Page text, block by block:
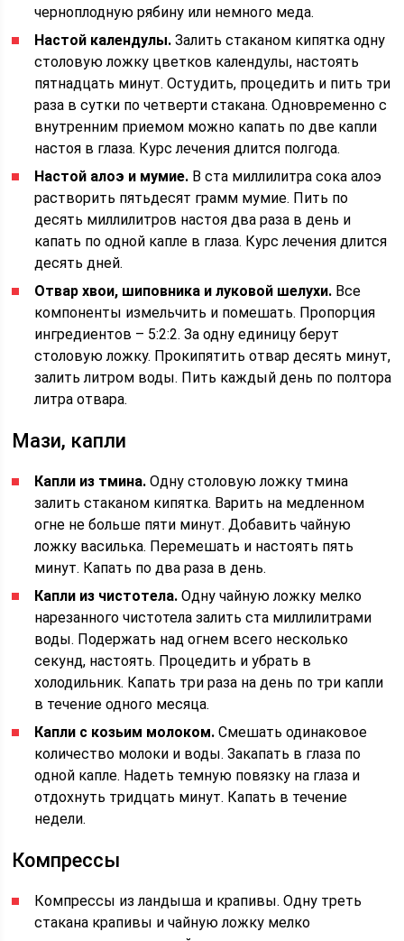
черноплодную рябину или немного меда.
Настой календулы. Залить стаканом кипятка одну
столовую ложку цветков календулы, настоять
пятнадцать минут. Остудить, процедить и пить три
раза в сутки по четверти стакана. Одновременно с
внутренним приемом можно капать по две капли
настоя в глаза. Курс лечения длится полгода.
Настой алоэ и мумие. В ста миллилитра сока алоэ
растворить пятьдесят грамм мумие. Пить по
десять миллилитров настоя два раза в день и
капать по одной капле в глаза. Курс лечения длится
десять дней.
Отвар хвои, шиповника и луковой шелухи. Все
компоненты измельчить и помешать. Пропорция
ингредиентов – 5:2:2. За одну единицу берут
столовую ложку. Прокипятить отвар десять минут,
залить литром воды. Пить каждый день по полтора
литра отвара.
Мази, капли
Капли из тмина. Одну столовую ложку тмина
залить стаканом кипятка. Варить на медленном
огне не больше пяти минут. Добавить чайную
ложку василька. Перемешать и настоять пять
минут. Капать по два раза в день.
Капли из чистотела. Одну чайную ложку мелко
нарезанного чистотела залить ста миллилитрами
воды. Подержать над огнем всего несколько
секунд, настоять. Процедить и убрать в
холодильник. Капать три раза на день по три капли
в течение одного месяца.
Капли с козьим молоком. Смешать одинаковое
количество молоки и воды. Закапать в глаза по
одной капле. Надеть темную повязку на глаза и
отдохнуть тридцать минут. Капать в течение
недели.
Компрессы
Компрессы из ландыша и крапивы. Одну треть
стакана крапивы и чайную ложку мелко